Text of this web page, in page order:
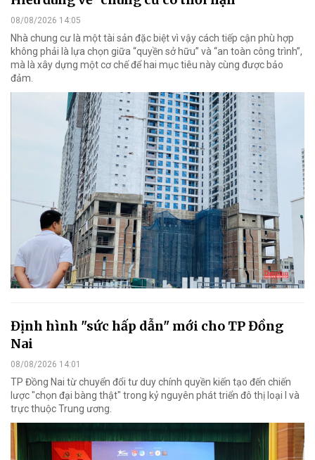
08/08/2026 14:05
Nhà chung cư là một tài sản đặc biệt vì vậy cách tiếp cận phù hợp
không phải là lựa chọn giữa “quyền sở hữu” và “an toàn công trình”,
mà là xây dựng một cơ chế để hai mục tiêu này cùng được bảo
đảm.
Định hình "sức hấp dẫn" mới cho TP Đồng
Nai
08/08/2026 14:01
TP Đồng Nai từ chuyển đổi tư duy chính quyền kiến tạo đến chiến
lược "chọn đại bàng thật" trong kỷ nguyên phát triển đô thị loại I và
trực thuộc Trung ương.